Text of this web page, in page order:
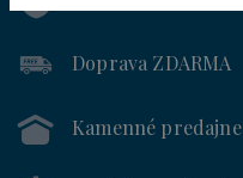
Doprava ZDARMA
Kamenné predajne